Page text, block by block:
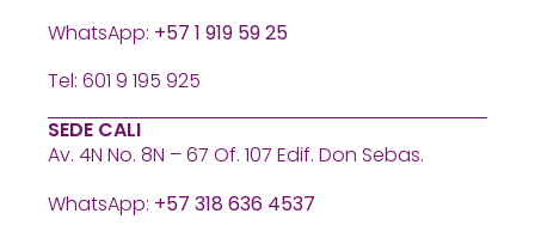
WhatsApp: +57 1 919 59 25
Tel: 601 9 195 925
SEDE CALI
Av. 4N No. 8N – 67 Of. 107 Edif. Don Sebas.
WhatsApp: +57 318 636 4537